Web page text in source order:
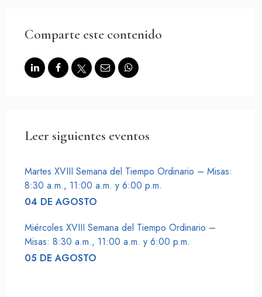
Comparte este contenido
Leer siguientes eventos
Martes XVIII Semana del Tiempo Ordinario – Misas:
8:30 a.m., 11:00 a.m. y 6:00 p.m.
04 DE AGOSTO
Miércoles XVIII Semana del Tiempo Ordinario –
Misas: 8:30 a.m., 11:00 a.m. y 6:00 p.m.
05 DE AGOSTO